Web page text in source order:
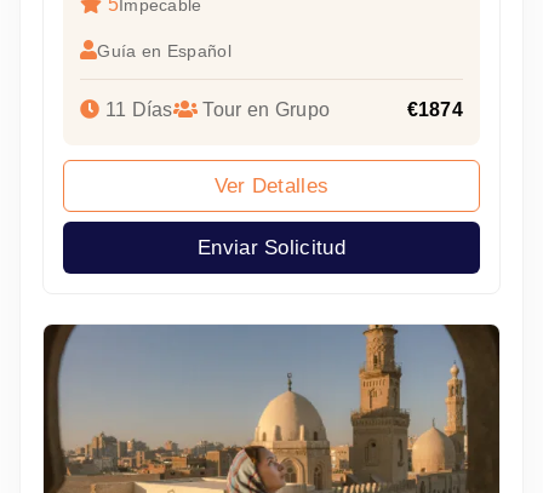
5Impecable
Guía en Español
11 Días Tour en Grupo €1874
Ver Detalles
Enviar Solicitud